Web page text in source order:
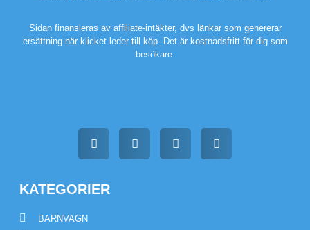
Sidan finansieras av affiliate-intäkter, dvs länkar som genererar
ersättning när klicket leder till köp. Det är kostnadsfritt för dig som
besökare.
KATEGORIER
BARNVAGN